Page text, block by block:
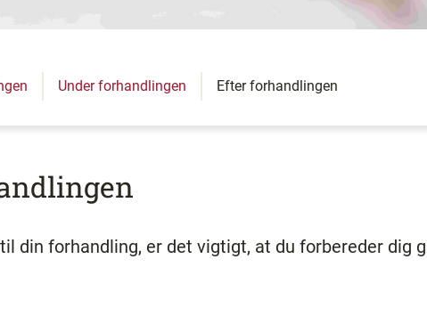
Under forhandlingen Efter forhandlingen
din forhandling, er det vigtigt, at du forbereder dig